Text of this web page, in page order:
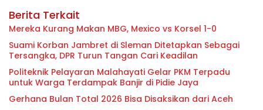
Berita Terkait
Mereka Kurang Makan MBG, Mexico vs Korsel 1-0
Suami Korban Jambret di Sleman Ditetapkan Sebagai
Tersangka, DPR Turun Tangan Cari Keadilan
Politeknik Pelayaran Malahayati Gelar PKM Terpadu
untuk Warga Terdampak Banjir di Pidie Jaya
Gerhana Bulan Total 2026 Bisa Disaksikan dari Aceh